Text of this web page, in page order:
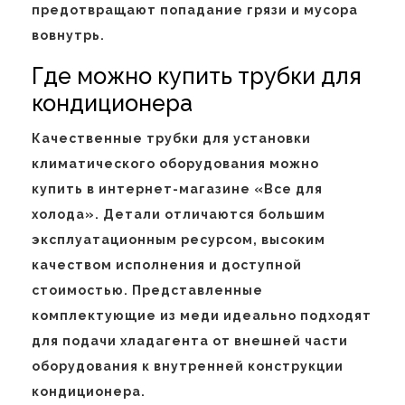
предотвращают попадание грязи и мусора
вовнутрь.
Где можно купить трубки для
кондиционера
Качественные трубки для установки
климатического оборудования можно
купить в интернет-магазине «Все для
холода». Детали отличаются большим
эксплуатационным ресурсом, высоким
качеством исполнения и доступной
стоимостью. Представленные
комплектующие из меди идеально подходят
для подачи хладагента от внешней части
оборудования к внутренней конструкции
кондиционера.